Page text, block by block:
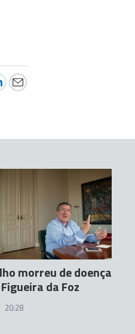
morreu de doença
da Foz
20:28